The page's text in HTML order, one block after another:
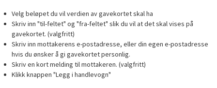
Velg beløpet du vil verdien av gavekortet skal ha
Skriv inn "til-feltet" og "fra-feltet" slik du vil at det skal vises på
gavekortet. (valgfritt)
Skriv inn mottakerens e-postadresse, eller din egen e-postadresse
hvis du ønsker å gi gavekortet personlig.
Skriv en kort melding til mottakeren. (valgfritt)
Klikk knappen "Legg i handlevogn"